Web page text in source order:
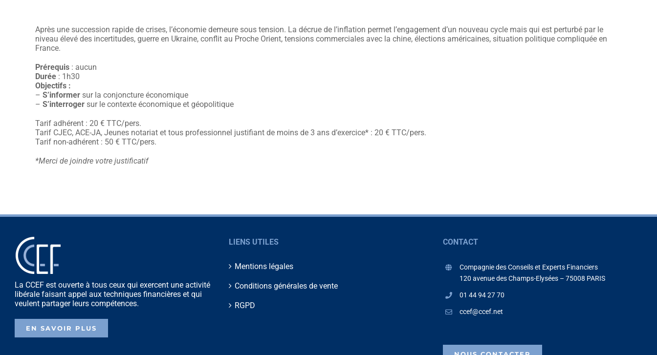
Après une succession rapide de crises, l’économie demeure sous tension. La décrue de l’inflation permet l’engagement d’un nouveau cycle mais qui est perturbé par le
niveau élevé des incertitudes, guerre en Ukraine, conflit au Proche Orient, tensions commerciales avec la chine, élections américaines, situation politique compliquée en
France.
Prérequis : aucun
Durée : 1h30
Objectifs :
– S’informer sur la conjoncture économique
– S’interroger sur le contexte économique et géopolitique
Tarif adhérent : 20 € TTC/pers.
Tarif CJEC, ACE-JA, Jeunes notariat et tous professionnel justifiant de moins de 3 ans d’exercice* : 20 € TTC/pers.
Tarif non-adhérent : 50 € TTC/pers.
*Merci de joindre votre justificatif
La CCEF est ouverte à tous ceux qui exercent une activité
libérale faisant appel aux techniques financières et qui
veulent partager leurs compétences.
EN SAVOIR PLUS
LIENS UTILES
Mentions légales
Conditions générales de vente
RGPD
CONTACT
Compagnie des Conseils et Experts Financiers
120 avenue des Champs-Elysées – 75008 PARIS
01 44 94 27 70
ccef@ccef.net